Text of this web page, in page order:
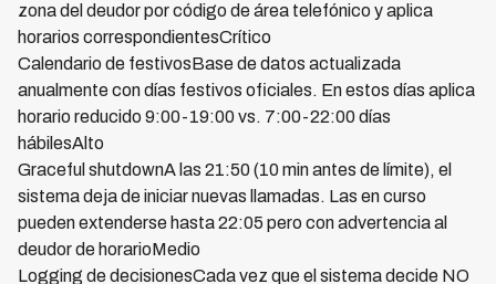
zona del deudor por código de área telefónico y aplica
horarios correspondientesCrítico
Calendario de festivosBase de datos actualizada
anualmente con días festivos oficiales. En estos días aplica
horario reducido 9:00-19:00 vs. 7:00-22:00 días
hábilesAlto
Graceful shutdownA las 21:50 (10 min antes de límite), el
sistema deja de iniciar nuevas llamadas. Las en curso
pueden extenderse hasta 22:05 pero con advertencia al
deudor de horarioMedio
Logging de decisionesCada vez que el sistema decide NO